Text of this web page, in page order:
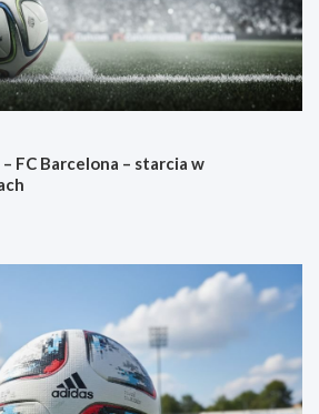
FC Barcelona – starcia w